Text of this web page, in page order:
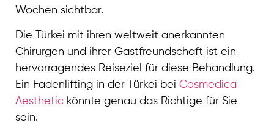
Wochen sichtbar.
Die Türkei mit ihren weltweit anerkannten
Chirurgen und ihrer Gastfreundschaft ist ein
hervorragendes Reiseziel für diese Behandlung.
Ein Fadenlifting in der Türkei bei Cosmedica
Aesthetic könnte genau das Richtige für Sie
sein.